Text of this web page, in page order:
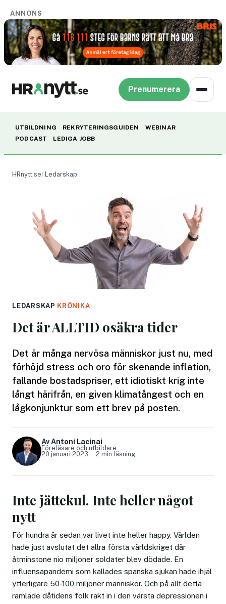
ANNONS
Prenumerera
UTBILDNING REKRYTERINGSGUIDEN
WEBINAR
PODCAST
LEDIGA JOBB
HRnytt.se Ledarskap
LEDARSKAP · KRÖNIKA
Det är ALLTID osäkra tider
Det är många nervösa människor just nu, med
förhöjd stress och oro för skenande inflation,
fallande bostadspriser, ett idiotiskt krig inte
långt härifrån, en given klimatångest och en
lågkonjunktur som ett brev på posten.
Av Antoni Lacinai
Föreläsare och utbildare
20 januari 2023
2 min läsning
Inte jättekul. Inte heller något
nytt
För hundra år sedan var livet inte heller happy. Världen
hade just avslutat det allra första världskriget där
åtminstone nio miljoner soldater blev dödade. En
influensapandemi som kallades spanska sjukan hade ihjäl
ytterligare 50-100 miljoner människor. Och på allt detta
ramlade dåtidens folk rakt in i den värsta depressionen i